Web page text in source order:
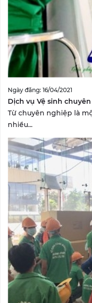
Ngày đăng: 16/04/2021
Dịch vụ Vệ sinh
Từ chuyên nghiệp là
nhiều...